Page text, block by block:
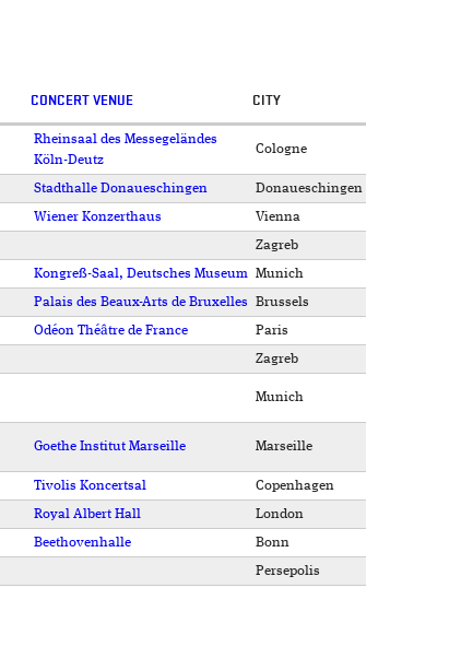
CONCERT VENUE CITY
Rheinsaal des Messegeländes
Köln-Deutz
Cologne
Stadthalle Donaueschingen
Donaueschingen
Wiener Konzerthaus
Vienna
Zagreb
Kongreß-Saal, Deutsches Museum Munich
Palais des Beaux-Arts de Bruxelles
Brussels
Odéon Théâtre de France
Paris
Zagreb
Munich
Goethe Institut Marseille Marseille
Tivolis Koncertsal
Copenhagen
Royal Albert Hall
London
Beethovenhalle
Bonn
Persepolis